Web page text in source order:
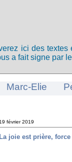
ici des
a fait signe par
Marc-Elie
19 février 2019
La joie est prière,